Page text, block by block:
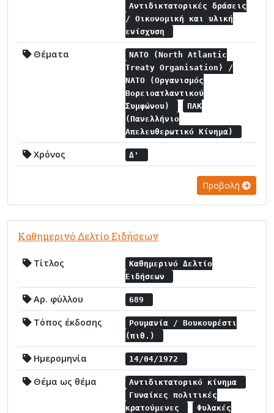
Αντιδικτατορικές δράσεις
/ Οικονομική και υλική
ενίσχυση
Θέματα
NATO (North Atlantic
Treaty Organisation) /
NATO (Οργανισμός
Βορειοατλαντικού
Συμφώνου)
ΠΑΚ
(Πανελλήνιο
Απελευθερωτικό Κίνημα)
Χρόνος Δ'
Προβολή
Καθημερινό Δελτίο Ειδήσεων
Τίτλος
Καθημερινό Δελτίο
Ειδήσεων
Αρ. φύλλου 689
Τόπος έκδοσης
Ρουμανία / Βουκουρέστι
(πιθ.)
Ημερομηνία 14/04/1972
Θέμα ως θέμα
Αντιδικτατορικό κίνημα
Γυναίκες πολιτικές
κρατούμενες
Φυλακές